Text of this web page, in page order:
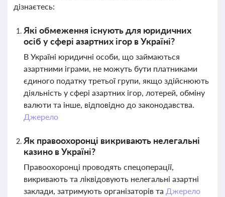
дізнаєтесь:
Які обмеження існують для юридичних
осіб у сфері азартних ігор в Україні?
В Україні юридичні особи, що займаються
азартними іграми, не можуть бути платниками
єдиного податку третьої групи, якщо здійснюють
діяльність у сфері азартних ігор, лотерей, обміну
валюти та інше, відповідно до законодавства.
Джерело
Як правоохоронці викривають нелегальні
казино в Україні?
Правоохоронці проводять спецоперації,
викривають та ліквідовують нелегальні азартні
заклади, затримують організаторів та Джерело